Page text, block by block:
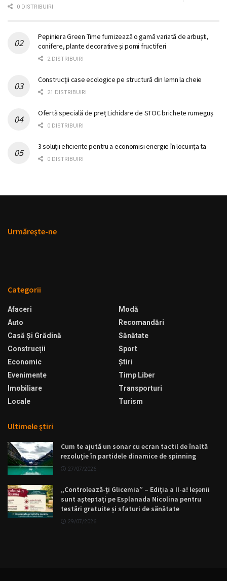
0 DISTRIBUIRI
Pepiniera Green Time furnizează o gamă variată de arbuști,
conifere, plante decorative și pomi fructiferi
2 DISTRIBUIRI
Construcţii case ecologice pe structură din lemn la cheie
21 DISTRIBUIRI
Ofertă specială de preț Lichidare de STOC brichete rumeguș
0 DISTRIBUIRI
3 soluții eficiente pentru a economisi energie în locuința ta
0 DISTRIBUIRI
Urmăreşte-ne
Categorii
Afaceri
Auto
Casă Şi Grădină
Construcții
Economic
Evenimente
Imobiliare
Locale
Modă
Recomandări
Sănătate
Sport
Ştiri
Timp Liber
Transporturi
Turism
Ultimele ştiri
Cum te ajută un sonar cu ecran tactil de înaltă
rezoluție în partidele dinamice de spinning
27/07/2026
„Controlează-ți Glicemia” – Ediția a II-a! Ieșenii
sunt așteptați pe Esplanada Nicolina pentru
testări gratuite și sfaturi de sănătate
29/07/2026